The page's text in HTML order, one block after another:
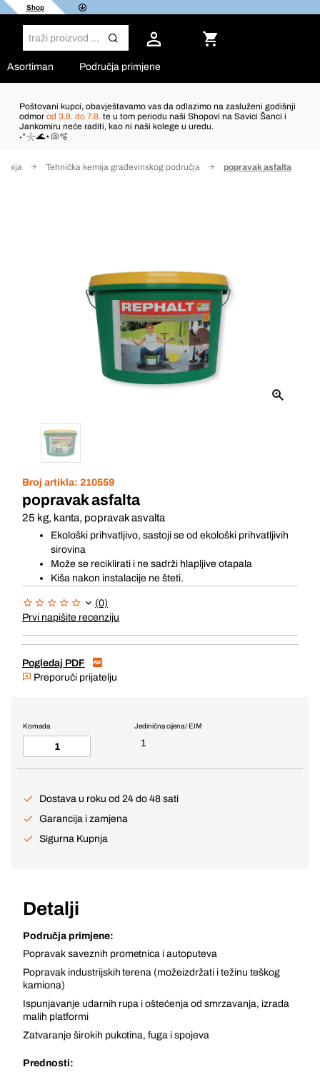
Shop
Asortiman Područja primjene
Poštovani kupci, obavještavamo vas da odlazimo na zasluženi godišnji
odmor od 3.8. do 7.8. te u tom periodu naši Shopovi na Savici Šanci i
Jankomiru neće raditi, kao ni naši kolege u uredu.
˖°𓇼🌊⋆🐚🫧
Tehnička kemija građevinskog područja popravak asfalta
Broj artikla: 210559
popravak asfalta
25 kg, kanta, popravak asvalta
Ekološki prihvatljivo, sastoji se od ekološki prihvatljivih
sirovina
Može se reciklirati i ne sadrži hlapljive otapala
Kiša nakon instalacije ne šteti.
(0)
Prvi napišite recenziju
Pogledaj PDF
Preporuči prijatelju
Jedinična cijena / EIM
1
Komada
Dostava u roku od 24 do 48 sati
Garancija i zamjena
Sigurna Kupnja
Detalji
Područja primjene:
Popravak saveznih prometnica i autoputeva
Popravak industrijskih terena (možeizdržati i težinu teškog
kamiona)
Ispunjavanje udarnih rupa i oštećenja od smrzavanja, izrada
malih platformi
Zatvaranje širokih pukotina, fuga i spojeva
Prednosti: